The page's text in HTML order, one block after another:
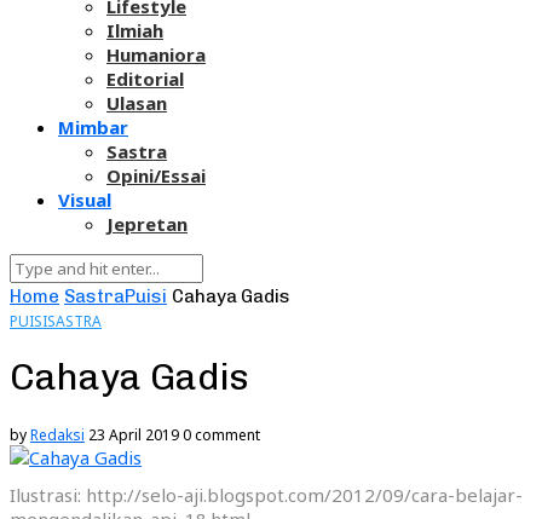
Lifestyle
Ilmiah
Humaniora
Editorial
Ulasan
Mimbar
Sastra
Opini/Essai
Visual
Jepretan
Home SastraPuisi Cahaya Gadis
PUISISASTRA
Cahaya Gadis
byRedaksi 23 April 20190 comment
Ilustrasi: http://selo-aji.blogspot.com/2012/09/cara-belajar-